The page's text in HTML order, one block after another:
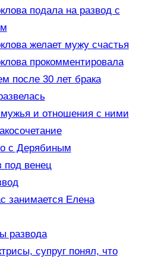
подала на развод с
желает мужу счастья
прокомментировала
после 30 лет брака
и отношения с ними
с Дерябиным
под венец
занимается Елена
развода
супруг понял, что